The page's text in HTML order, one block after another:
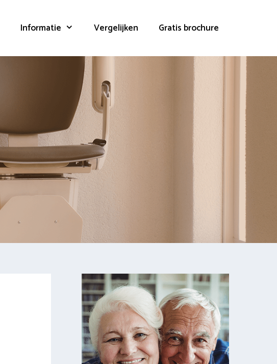
Informatie Vergelijken Gratis brochure